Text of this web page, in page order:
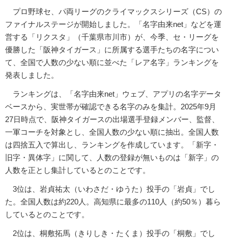
プロ野球セ、パ両リーグのクライマックスシリーズ（CS）の
ファイナルステージが開始しました。「名字由来net」などを運
営する「リクスタ」（千葉県市川市）が、今季、セ・リーグを
優勝した「阪神タイガース」に所属する選手たちの名字につい
て、全国で人数の少ない順に並べた「レア名字」ランキングを
発表しました。
ランキングは、「名字由来net」ウェブ、アプリの名字データ
ベースから、実世帯が確認できる名字のみを集計。2025年9月
27日時点で、阪神タイガースの出場選手登録メンバー、監督、
一軍コーチを対象とし、全国人数の少ない順に抽出。全国人数
は四捨五入で算出し、ランキングを作成しています。「新字・
旧字・異体字」に関して、人数の登録が無いものは「新字」の
人数を正とし集計しているとのことです。
3位は、岩貞祐太（いわさだ・ゆうた）投手の「岩貞」でし
た。全国人数は約220人。高知県に最多の110人（約50％）暮ら
しているとのことです。
2位は、桐敷拓馬（きりしき・たくま）投手の「桐敷」でし